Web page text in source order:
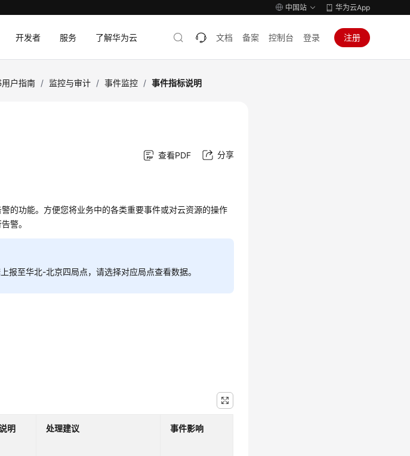
中国站 华为云App
开发者 服务 了解华为云 文档 备案 控制台 登录 注册
户指南 / 监控与审计 / 事件监控 / 事件指标说明
查看PDF 分享
的功能。方便您将业务中的各类重要事件或对云资源的操作
警。
报至华北-北京四局点，请选择对应局点查看数据。
明 处理建议 事件影响